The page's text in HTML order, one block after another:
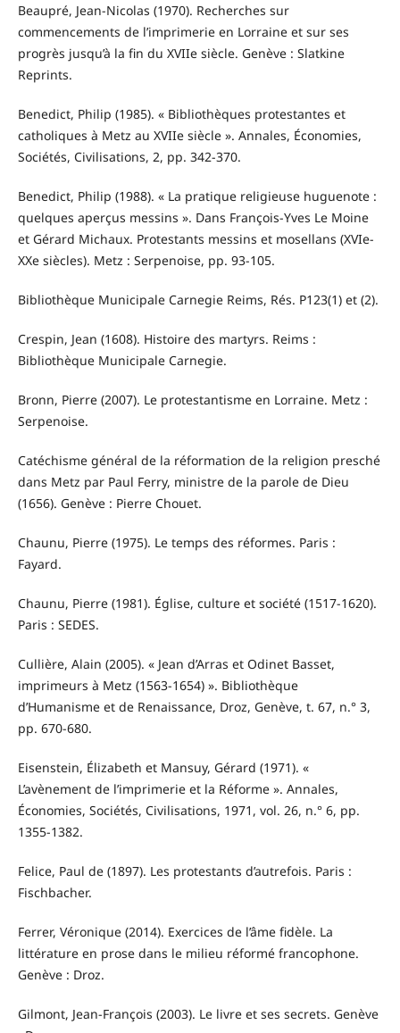
Beaupré, Jean-Nicolas (1970). Recherches sur
commencements de l’imprimerie en Lorraine et sur ses
progrès jusqu’à la fin du XVIIe siècle. Genève : Slatkine
Reprints.
Benedict, Philip (1985). « Bibliothèques protestantes et
catholiques à Metz au XVIIe siècle ». Annales, Économies,
Sociétés, Civilisations, 2, pp. 342-370.
Benedict, Philip (1988). « La pratique religieuse huguenote :
quelques aperçus messins ». Dans François-Yves Le Moine
et Gérard Michaux. Protestants messins et mosellans (XVIe-
XXe siècles). Metz : Serpenoise, pp. 93-105.
Bibliothèque Municipale Carnegie Reims, Rés. P123(1) et (2).
Crespin, Jean (1608). Histoire des martyrs. Reims :
Bibliothèque Municipale Carnegie.
Bronn, Pierre (2007). Le protestantisme en Lorraine. Metz :
Serpenoise.
Catéchisme général de la réformation de la religion presché
dans Metz par Paul Ferry, ministre de la parole de Dieu
(1656). Genève : Pierre Chouet.
Chaunu, Pierre (1975). Le temps des réformes. Paris :
Fayard.
Chaunu, Pierre (1981). Église, culture et société (1517-1620).
Paris : SEDES.
Cullière, Alain (2005). « Jean d’Arras et Odinet Basset,
imprimeurs à Metz (1563-1654) ». Bibliothèque
d’Humanisme et de Renaissance, Droz, Genève, t. 67, n.° 3,
pp. 670-680.
Eisenstein, Élizabeth et Mansuy, Gérard (1971). «
L’avènement de l’imprimerie et la Réforme ». Annales,
Économies, Sociétés, Civilisations, 1971, vol. 26, n.° 6, pp.
1355-1382.
Felice, Paul de (1897). Les protestants d’autrefois. Paris :
Fischbacher.
Ferrer, Véronique (2014). Exercices de l’âme fidèle. La
littérature en prose dans le milieu réformé francophone.
Genève : Droz.
Gilmont, Jean-François (2003). Le livre et ses secrets. Genève